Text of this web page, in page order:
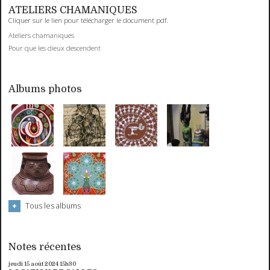
ATELIERS CHAMANIQUES
Cliquer sur le lien pour télécharger le document pdf.
Ateliers chamaniques
Pour que les dieux descendent
Albums photos
Tous les albums
Notes récentes
jeudi 15 août 202415h30